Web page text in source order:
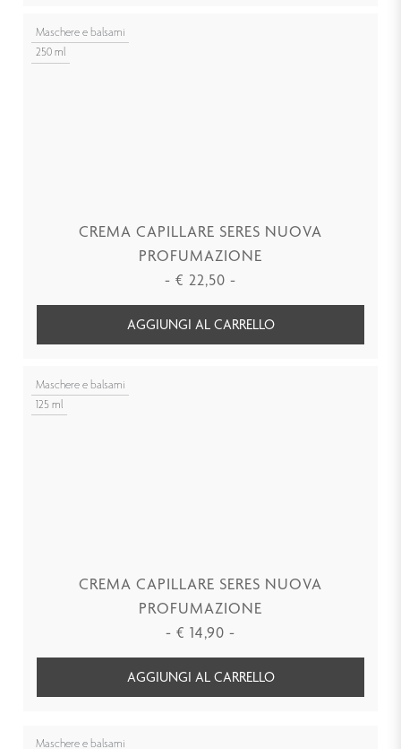
Maschere e balsami
250 ml
CREMA CAPILLARE SERES NUOVA
PROFUMAZIONE
- € 22,50 -
AGGIUNGI AL CARRELLO
Maschere e balsami
125 ml
CREMA CAPILLARE SERES NUOVA
PROFUMAZIONE
- € 14,90 -
AGGIUNGI AL CARRELLO
Maschere e balsami